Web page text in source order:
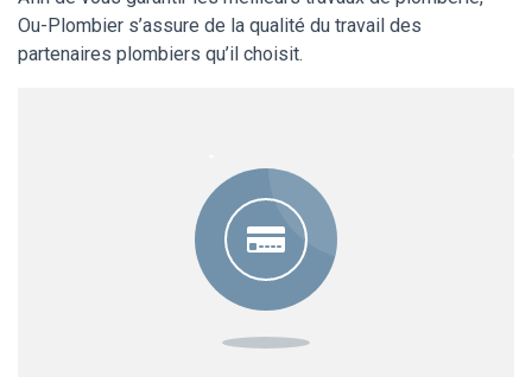
Ou-Plombier s’assure de la qualité du travail des
partenaires plombiers qu’il choisit.